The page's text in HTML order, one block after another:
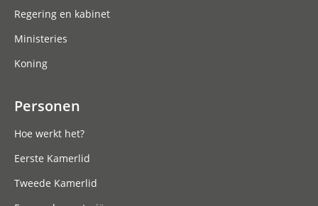
Regering en kabinet
Ministeries
Koning
Personen
Hoe werkt het?
Eerste Kamerlid
Tweede Kamerlid